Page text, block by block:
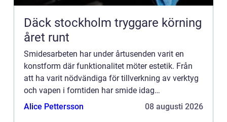
Däck stockholm tryggare körning
året runt
Smidesarbeten har under årtusenden varit en
konstform där funktionalitet möter estetik. Från
att ha varit nödvändiga för tillverkning av verktyg
och vapen i forntiden har smide idag
transformeras till en hantverks...
Alice Pettersson 08 augusti 2026